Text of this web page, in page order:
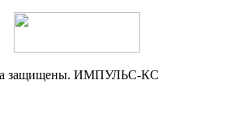
защищены. ИМПУЛЬС-КС